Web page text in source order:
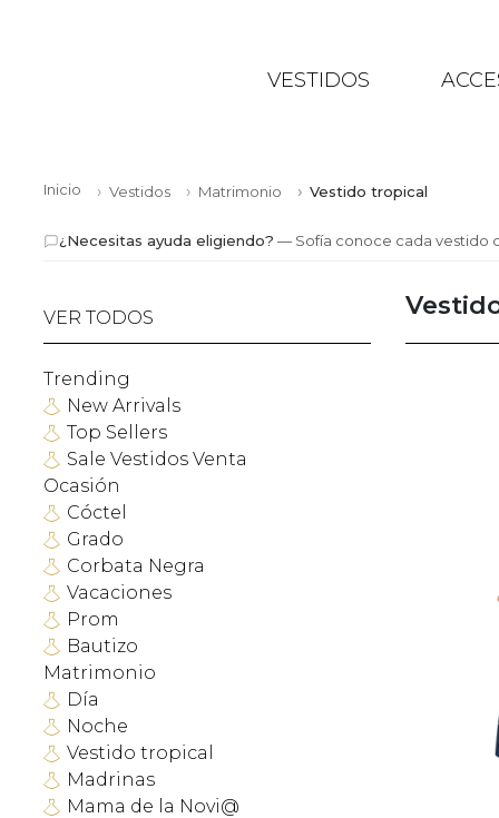
VESTIDOS
Inicio Vestidos Matrimonio Vestido tropical
¿Necesitas ayuda eligiendo? — Sofía conoce cada vestido
VER TODOS
Trending
New Arrivals
Top Sellers
Sale Vestidos Venta
Ocasión
Cóctel
Grado
Corbata Negra
Vacaciones
Prom
Bautizo
Matrimonio
Día
Noche
Vestido tropical
Madrinas
Mama de la Novi@